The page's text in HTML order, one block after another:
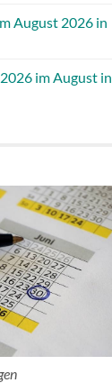
August 2026 in
im August in